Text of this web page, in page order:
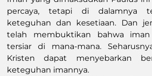
percaya, tetapi di dalamnya
keteguhan dan kesetiaan. Dan
telah membuktikan bahwa
tersiar di mana-mana.
Kristen dapat menyebarkan
keteguhan imannya.